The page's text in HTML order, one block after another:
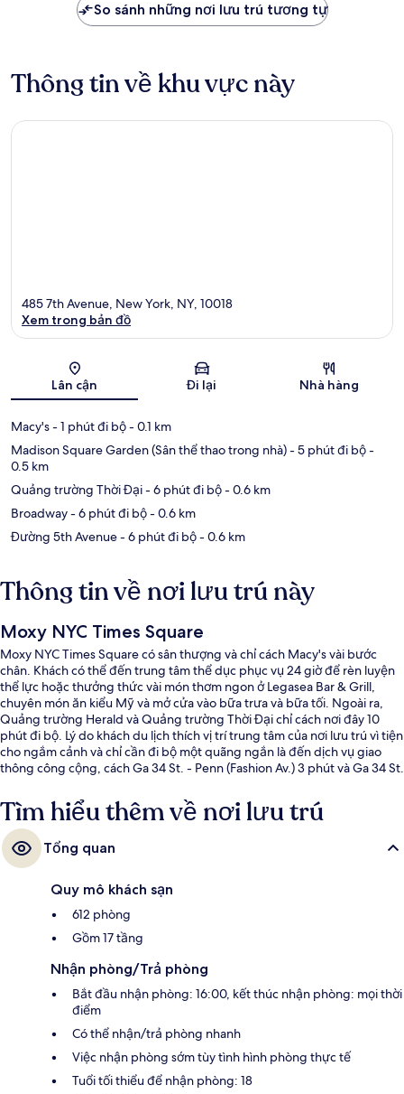
So sánh những nơi lưu trú tương tự
Thông tin về khu vực này
Bản đồ
485 7th Avenue, New York, NY, 10018
Xem trong bản đồ
Lân cận Đi lại Nhà hàng
Macy's- 1 phút đi bộ- 0.1 km
Madison Square Garden (Sân thể thao trong nhà)- 5 phút đi bộ-
0.5 km
Quảng trường Thời Đại- 6 phút đi bộ- 0.6 km
Broadway- 6 phút đi bộ- 0.6 km
Đường 5th Avenue- 6 phút đi bộ- 0.6 km
Thông tin về nơi lưu trú này
Moxy NYC Times Square
Moxy NYC Times Square có sân thượng và chỉ cách Macy's vài bước
chân. Khách có thể đến trung tâm thể dục phục vụ 24 giờ để rèn luyện
thể lực hoặc thưởng thức vài món thơm ngon ở Legasea Bar & Grill,
chuyên món ăn kiểu Mỹ và mở cửa vào bữa trưa và bữa tối. Ngoài ra,
Quảng trường Herald và Quảng trường Thời Đại chỉ cách nơi đây 10
phút đi bộ. Lý do khách du lịch thích vị trí trung tâm của nơi lưu trú vì tiện
cho ngắm cảnh và chỉ cần đi bộ một quãng ngắn là đến dịch vụ giao
thông công cộng, cách Ga 34 St. - Penn (Fashion Av.) 3 phút và Ga 34 St.
Tìm hiểu thêm về nơi lưu trú
Tổng quan
Quy mô khách sạn
612 phòng
Gồm 17 tầng
Nhận phòng/Trả phòng
Bắt đầu nhận phòng: 16:00, kết thúc nhận phòng: mọi thời
điểm
Có thể nhận/trả phòng nhanh
Việc nhận phòng sớm tùy tình hình phòng thực tế
Tuổi tối thiểu để nhận phòng: 18